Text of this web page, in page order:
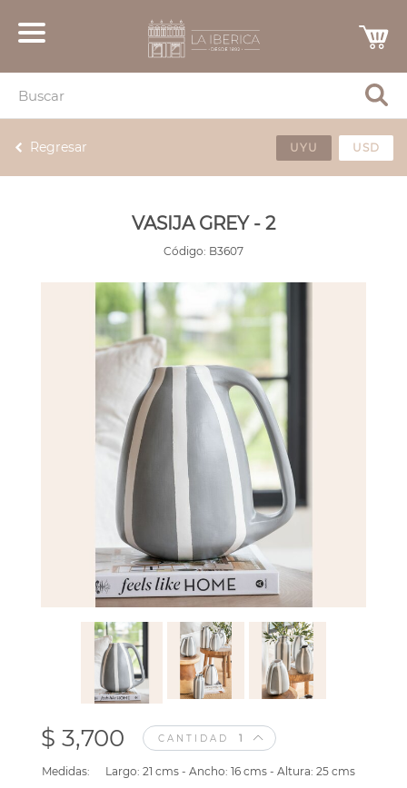
Regresar UYU USD
VASIJA GREY - 2
Código: B3607
$ 3,700 CANTIDAD
Medidas: Largo: 21 cms - Ancho: 16 cms - Altura: 25 cms